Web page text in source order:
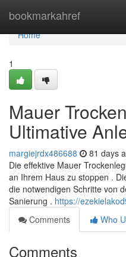
bookmarkahref
Home
Home
1
Mauer
Ultimative
margiejrdx486688 81 days
Die effektive Mauer
an Ihrem Haus zu stoppen .
die notwendigen Schritte von
Sanierung . https://
Comments
Who
Comments